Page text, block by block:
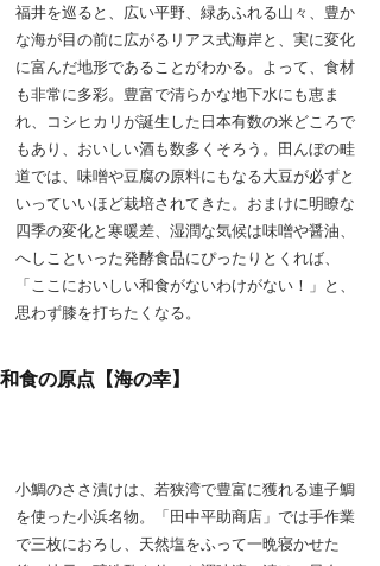
福井を巡ると、広い平野、緑あふれる山々、豊か
な海が目の前に広がるリアス式海岸と、実に変化
に富んだ地形であることがわかる。よって、食材
も非常に多彩。豊富で清らかな地下水にも恵ま
れ、コシヒカリが誕生した日本有数の米どころで
もあり、おいしい酒も数多くそろう。田んぼの畦
道では、味噌や豆腐の原料にもなる大豆が必ずと
いっていいほど栽培されてきた。おまけに明瞭な
四季の変化と寒暖差、湿潤な気候は味噌や醤油、
へしこといった発酵食品にぴったりとくれば、
「ここにおいしい和食がないわけがない！」と、
思わず膝を打ちたくなる。
和食の原点【海の幸】
小鯛のささ漬けは、若狭湾で豊富に獲れる連子鯛
を使った小浜名物。「田中平助商店」では手作業
で三枚におろし、天然塩をふって一晩寝かせた